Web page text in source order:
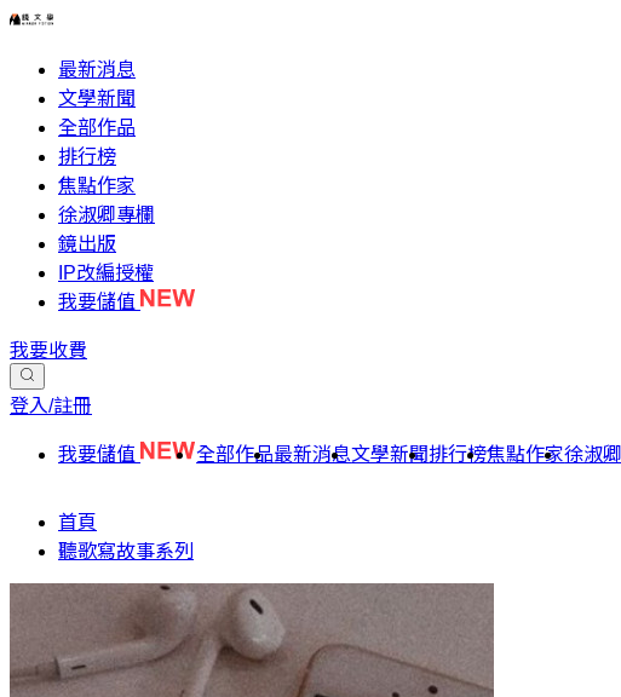
最新消息
文學新聞
全部作品
排行榜
焦點作家
徐淑卿專欄
鏡出版
IP改編授權
我要儲值
我要收費
登入/註冊
我要儲值 全部作品最新消息文學新聞排行榜焦點作家徐淑
首頁
聽歌寫故事系列